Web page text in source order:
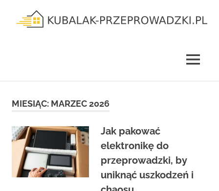
content
MENU
MIESIĄC: MARZEC 2026
Jak pakować
elektronikę do
przeprowadzki, by
uniknąć uszkodzeń i